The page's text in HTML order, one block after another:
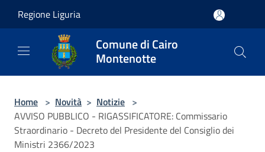
Regione Liguria
Comune di Cairo
Montenotte
Home > Novità > Notizie >
AVVISO PUBBLICO - RIGASSIFICATORE: Commissario
Straordinario - Decreto del Presidente del Consiglio dei
Ministri 2366/2023